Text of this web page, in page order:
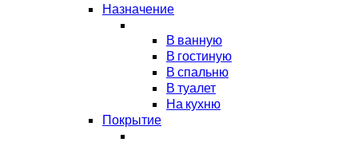
Назначение
В ванную
В гостиную
В спальню
В туалет
На кухню
Покрытие